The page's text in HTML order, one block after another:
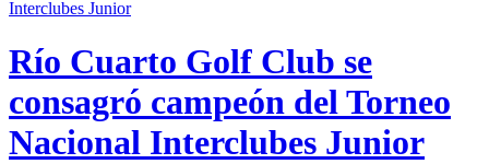
Río Cuarto Golf Club se
consagró campeón del Torneo
Nacional Interclubes Junior